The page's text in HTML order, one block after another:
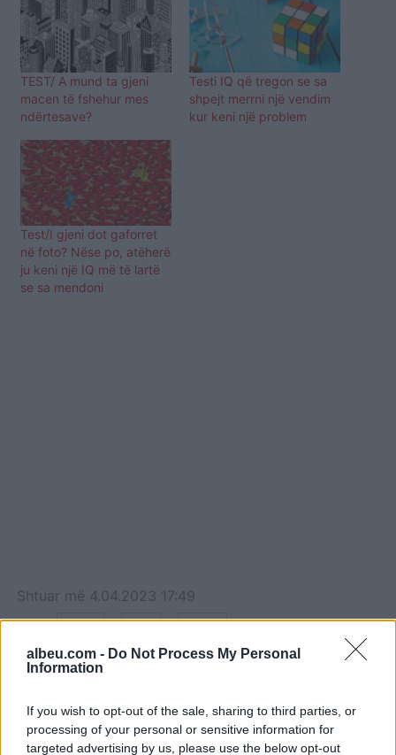
albeu.com - Do Not Process My Personal
Information
If you wish to opt-out of the sale, sharing to third parties, or
processing of your personal or sensitive information for
targeted advertising by us, please use the below opt-out
TEST/ A mund ta gjeni
macen të fshehur mes
ndërtesave?
Testi IQ që tregon se sa
shpejt merrni një vendim
kur keni një problem
Test/I gjeni dot gaforret
në foto? Nëse po, atëherë
ju keni një IQ më të lartë
se sa mendoni
Shtuar më 4.04.2023 17:49
Tags:
dele , dhi , Quiz